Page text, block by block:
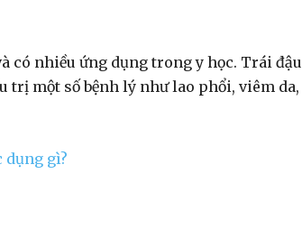
có nhiều ứng dụng trong y học. Trái đậu
trị một số bệnh lý như lao phổi, viêm da,